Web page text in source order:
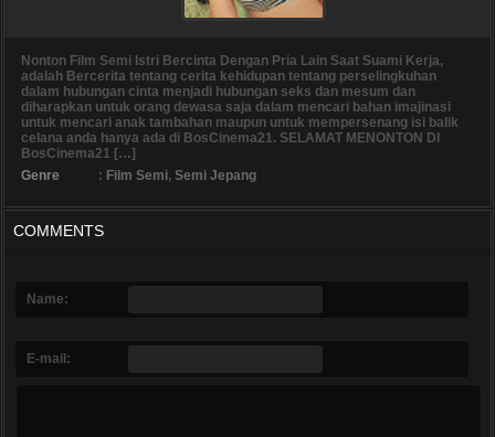
Nonton Film Semi Istri Bercinta Dengan Pria Lain Saat Suami Kerja,
adalah Bercerita tentang cerita kehidupan tentang perselingkuhan
dalam hubungan cinta menjadi hubungan seks dan mesum dan
diharapkan untuk orang dewasa saja dalam mencari bahan imajinasi
untuk mencari anak tambahan maupun untuk mempersenang isi balik
celana anda hanya ada di BosCinema21. SELAMAT MENONTON DI
BosCinema21 […]
Genre
: Film Semi, Semi Jepang
COMMENTS
Name:
E-mail: